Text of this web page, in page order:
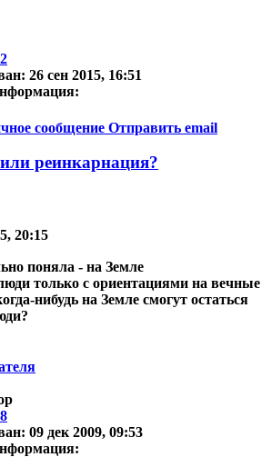
26 сен 2015, 16:51
сообщение Отправить email
реинкарнация?
20:15
поняла - на Земле
только с ориентациями на вечные
нибудь на Земле смогут остаться
09 дек 2009, 09:53